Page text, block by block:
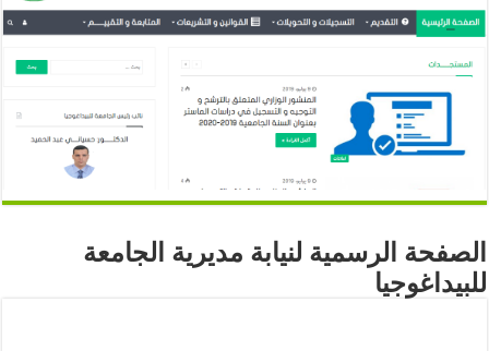
الصفحة الرسمية لنيابة مديرية الجامعة
للبيداغوجيا